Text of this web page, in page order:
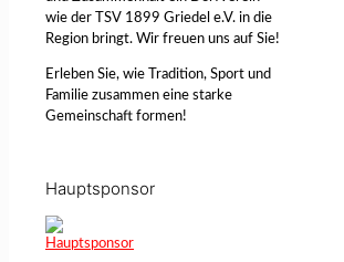
wie der TSV 1899 Griedel e.V. in die
Region bringt. Wir freuen uns auf Sie!
Erleben Sie, wie Tradition, Sport und
Familie zusammen eine starke
Gemeinschaft formen!
Hauptsponsor